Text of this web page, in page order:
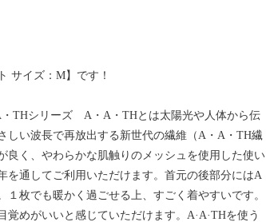
サイズ：M】です！
THシリーズ A・A・THとは太陽光や人体から伝
しい波長で再放出する新世代の繊維（A・A・TH繊
良く、やわらかな肌触りのメッシュを使用した使い
を通してご利用いただけます。首元の後部分にはA
枚でも暖かく過ごせる上、すごく着やすいです。
めがいいと感じていただけます。A·A·THを使う